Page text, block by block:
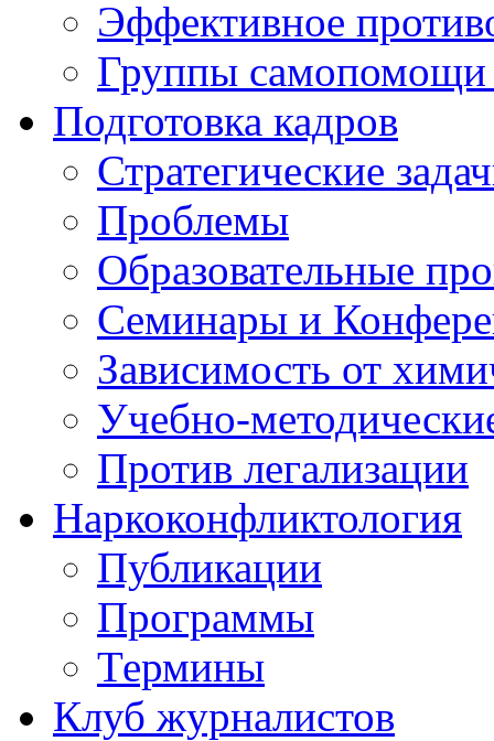
Эффективное
Группы самопомощи
Подготовка кадров
Стратегические
Проблемы
Образовательные
Семинары и
Зависимость от
Учебно-
Против легализации
Наркоконфликтология
Публикации
Программы
Термины
Клуб журналистов